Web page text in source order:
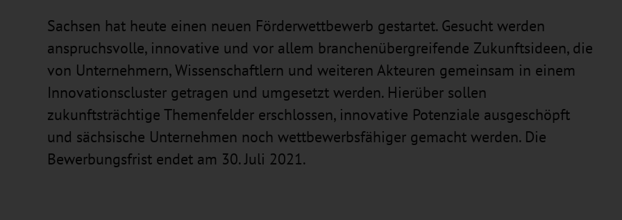
Sachsen hat heute einen neuen Förderwettbewerb gestartet. Gesucht werden
anspruchsvolle, innovative und vor allem branchenübergreifende Zukunftsideen, die
von Unternehmern, Wissenschaftlern und weiteren Akteuren gemeinsam in einem
Innovationscluster getragen und umgesetzt werden. Hierüber sollen
zukunftsträchtige Themenfelder erschlossen, innovative Potenziale ausgeschöpft
und sächsische Unternehmen noch wettbewerbsfähiger gemacht werden. Die
Bewerbungsfrist endet am 30. Juli 2021.